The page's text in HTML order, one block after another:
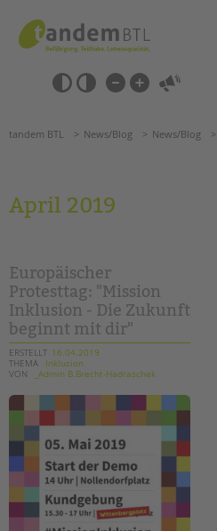
springen
Barrierefrei-
Einstellungen
überspringen
überspringen
Grundschulen
Förderzentren
Kollegs
EFöB
Schulbezogene Sozialarbeit
Tagesgruppen
HILFEN ZUR ERZIEHUNG
EINGLIEDERUNGSHILFE
BETREUTES WOHNEN
TANDEM BTL AKADEMIE
Suchen
tandem BTL News/Blog News/Blog
April 2019
Europäischer
Protesttag: "Mission
Inklusion - Die Zukunft
beginnt mit dir"
ERSTELLT 16.04.2019
THEMA
Inklusion
VON
_Admin B.Brecht-Hadraschek